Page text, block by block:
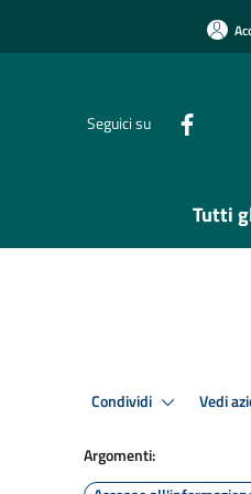
Seguici su
Tutti
Condividi Vedi
Argomenti: